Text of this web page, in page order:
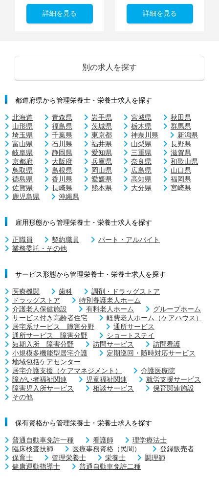
詳細を見る 詳細を見る
別の求人を探す
都道府県から管理栄養士・栄養士求人を探す
北海道 青森県 岩手県 宮城県
秋田県
山形県
福島県 茨城県 栃木県
群馬県
埼玉県
千葉県 東京都 神奈川県
新潟県
富山県
石川県 福井県 山梨県
長野県
岐阜県
静岡県 愛知県 三重県
滋賀県
京都府
大阪府 兵庫県 奈良県
和歌山県
鳥取県
島根県 岡山県 広島県
山口県
徳島県
香川県 愛媛県 高知県
福岡県
佐賀県
長崎県 熊本県 大分県
宮崎県
鹿児島県
沖縄県
雇用形態から管理栄養士・栄養士求人を探す
正職員 契約職員
パート・アルバイト
業務委託・その他
サービス形態から管理栄養士・栄養士求人を探す
医療機関 歯科
調剤・ドラッグストア
ドラッグストア
特別養護老人ホーム
介護老人保健施設
有料老人ホーム
グループホーム
サービス付き高齢者住宅
軽費老人ホーム（ケアハウス）
居宅系サービス 障害分野
通所サービス
通所サービス 障害分野
ショートステイ
短期入所 障害分野
訪問サービス
訪問看護
小規模多機能型居宅介護
定期巡回・随時対応サービス
地域包括ケアセンター
居宅介護支援（ケアマネジメント）
介護医療院
障がい者福祉関連
児童福祉関連
就労支援サービス
障害児入所サービス
相談サービス
保育関連施設
その他
保有資格から管理栄養士・栄養士求人を探す
普通自動車免許一種 看護師
理学療法士
臨床検査技師
医療事務資格（民間）
登録販売者
保育士
管理栄養士 栄養士
調理師
健康運動指導士
普通自動車免許二種